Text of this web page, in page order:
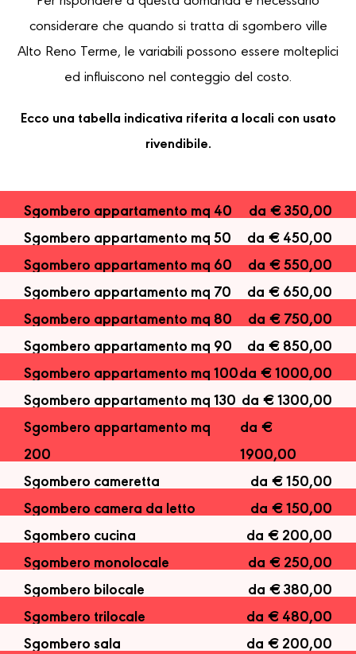
considerare che quando si tratta di sgombero ville
Alto Reno Terme, le variabili possono essere molteplici
ed influiscono nel conteggio del costo.
Ecco una tabella indicativa riferita a locali con usato
rivendibile.
Sgombero appartamento mq 40
da € 350,00
Sgombero appartamento mq 50
da € 450,00
Sgombero appartamento mq 60
da € 550,00
Sgombero appartamento mq 70
da € 650,00
Sgombero appartamento mq 80
da € 750,00
Sgombero appartamento mq 90
da € 850,00
Sgombero appartamento mq 100da € 1000,00
Sgombero appartamento mq 130 da € 1300,00
Sgombero appartamento mq
200
da €
1900,00
Sgombero cameretta
da € 150,00
Sgombero camera da letto
da € 150,00
Sgombero cucina
da € 200,00
Sgombero monolocale
da € 250,00
Sgombero bilocale
da € 380,00
Sgombero trilocale
da € 480,00
Sgombero sala
da € 200,00